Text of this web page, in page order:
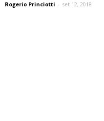
Rogerio Princiotti - set 12, 2018